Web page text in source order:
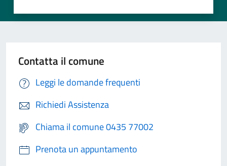
Contatta il comune
Leggi le domande frequenti
Richiedi Assistenza
Chiama il comune 0435 77002
Prenota un appuntamento